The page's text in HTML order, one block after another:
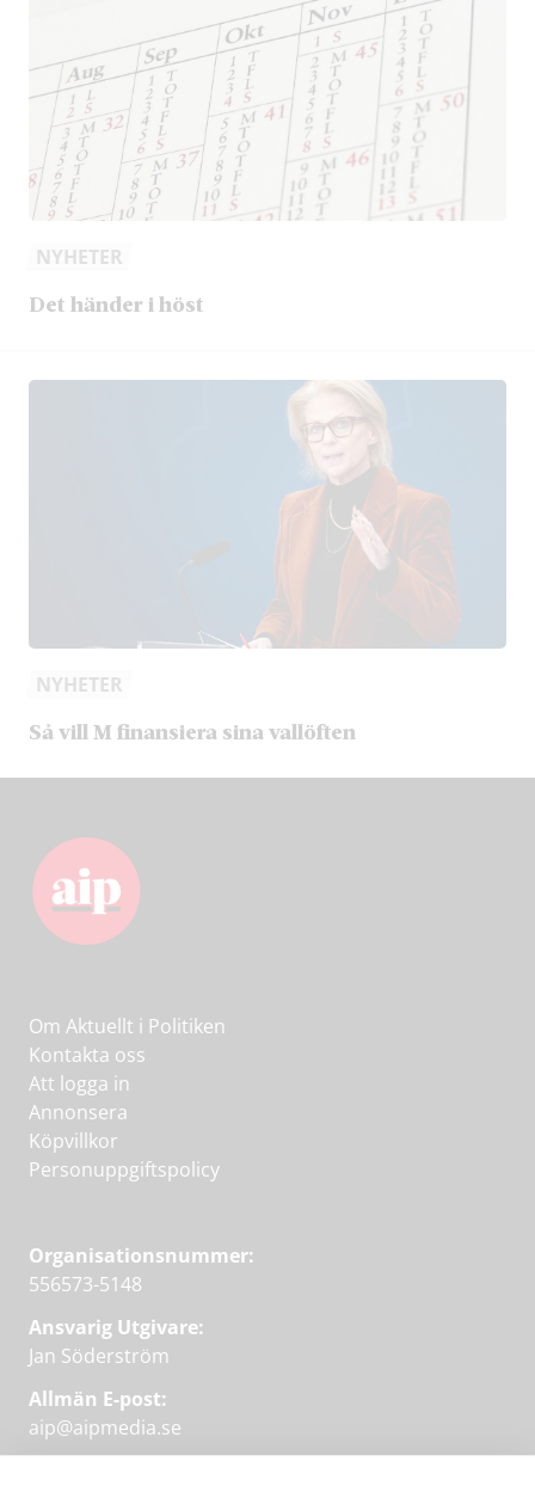
NYHETER
Det händer i höst
NYHETER
Så vill M finansiera sina vallöften
Om Aktuellt i Politiken
Kontakta oss
Att logga in
Annonsera
Köpvillkor
Personuppgiftspolicy
Organisationsnummer:
556573-5148
Ansvarig Utgivare:
Jan Söderström
Allmän E-post:
aip@aipmedia.se